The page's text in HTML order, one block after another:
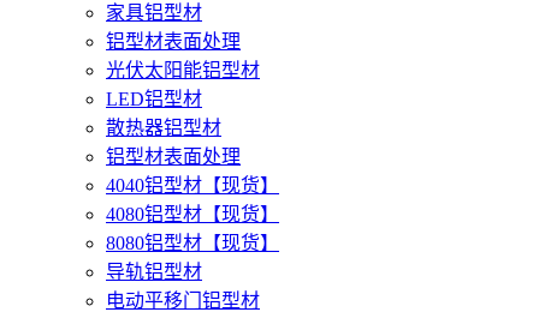
家具铝型材
铝型材表面处理
光伏太阳能铝型材
LED铝型材
散热器铝型材
铝型材表面处理
4040铝型材【现货】
4080铝型材【现货】
8080铝型材【现货】
导轨铝型材
电动平移门铝型材